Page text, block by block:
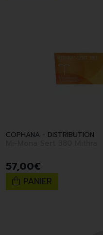
COPHANA - DISTRIBUTION
57,00€
PANIER